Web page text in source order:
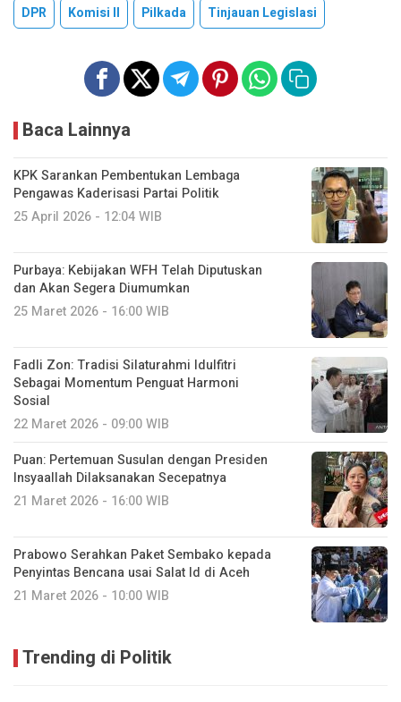
DPR Komisi II Pilkada Tinjauan Legislasi
Baca Lainnya
KPK Sarankan Pembentukan Lembaga
Pengawas Kaderisasi Partai Politik
25 April 2026 - 12:04 WIB
Purbaya: Kebijakan WFH Telah Diputuskan
dan Akan Segera Diumumkan
25 Maret 2026 - 16:00 WIB
Fadli Zon: Tradisi Silaturahmi Idulfitri
Sebagai Momentum Penguat Harmoni
Sosial
22 Maret 2026 - 09:00 WIB
Puan: Pertemuan Susulan dengan Presiden
Insyaallah Dilaksanakan Secepatnya
21 Maret 2026 - 16:00 WIB
Prabowo Serahkan Paket Sembako kepada
Penyintas Bencana usai Salat Id di Aceh
21 Maret 2026 - 10:00 WIB
Trending di Politik